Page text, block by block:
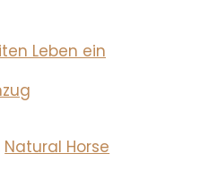
Leben ein
Natural Horse